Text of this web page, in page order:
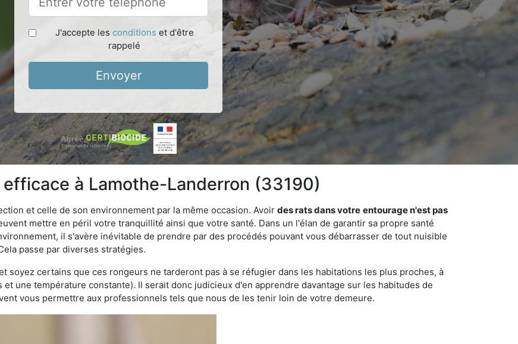
J'accepte les conditions et d'être
rappelé
Envoyer
à Lamothe-Landerron (33190)
et celle de son environnement par la même occasion. Avoir des rats dans votre entourage n'est pas
mettre en péril votre tranquillité ainsi que votre santé. Dans un l'élan de garantir sa propre santé
il s'avère inévitable de prendre par des procédés pouvant vous débarrasser de tout nuisible
passe par diverses stratégies.
soyez certains que ces rongeurs ne tarderont pas à se réfugier dans les habitations les plus proches, à
une température constante). Il serait donc judicieux d'en apprendre davantage sur les habitudes de
vous permettre aux professionnels tels que nous de les tenir loin de votre demeure.